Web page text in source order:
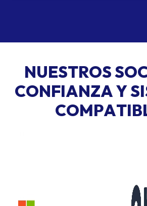
humanos y fortaleciendo tu
NUESTROSSO
CONFIANZAYSI
COMPATIB